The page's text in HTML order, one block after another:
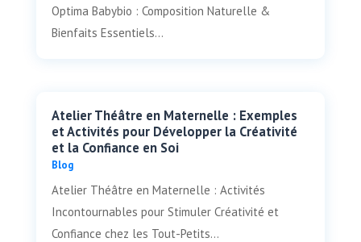
Optima Babybio : Composition Naturelle &
Bienfaits Essentiels...
Atelier Théâtre en Maternelle : Exemples
et Activités pour Développer la Créativité
et la Confiance en Soi
Blog
Atelier Théâtre en Maternelle : Activités
Incontournables pour Stimuler Créativité et
Confiance chez les Tout-Petits...